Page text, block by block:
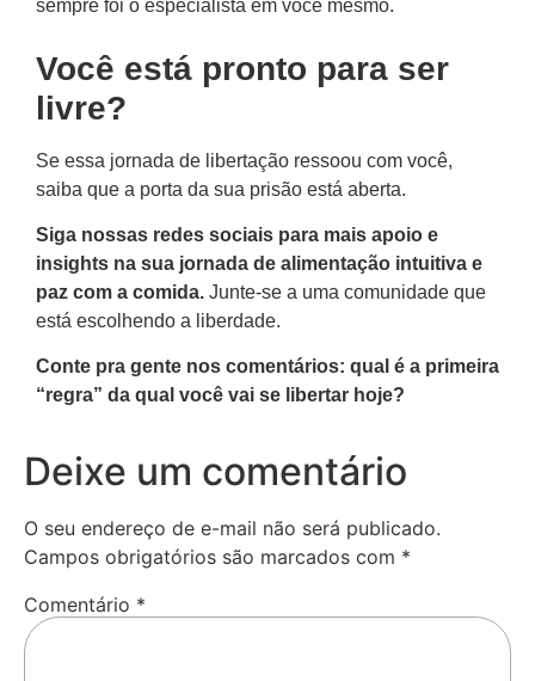
sempre foi o especialista em você mesmo.
Você está pronto para ser
livre?
Se essa jornada de libertação ressoou com você,
saiba que a porta da sua prisão está aberta.
Siga nossas redes sociais para mais apoio e
insights na sua jornada de alimentação intuitiva e
paz com a comida. Junte-se a uma comunidade que
está escolhendo a liberdade.
Conte pra gente nos comentários: qual é a primeira
“regra” da qual você vai se libertar hoje?
Deixe um comentário
O seu endereço de e-mail não será publicado.
Campos obrigatórios são marcados com *
Comentário *